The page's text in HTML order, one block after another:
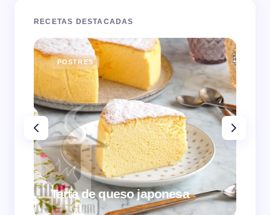
RECETAS DESTACADAS
POSTRES
Tarta de queso japonesa